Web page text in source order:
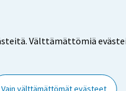
Välttämättömiä
Vain välttämättömät evästeet
Yhteystiedot Palaute